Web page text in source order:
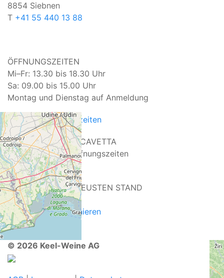
8854 Siebnen
T +41 55 440 13 88
ÖFFNUNGSZEITEN
Mi–Fr: 13.30 bis 18.30 Uhr
Sa: 09.00 bis 15.00 Uhr
Montag und Dienstag auf Anmeldung
Spezielle Öffnungszeiten
DAS NEUSTE VON CAVETTA
Unsere Sommer-Öffnungszeiten
>WEITERLESEN
IMMER AUF DEM NEUSTEN STAND
>Aktuell| Events
> Newsletter abonnieren
© 2026 Keel-Weine AG